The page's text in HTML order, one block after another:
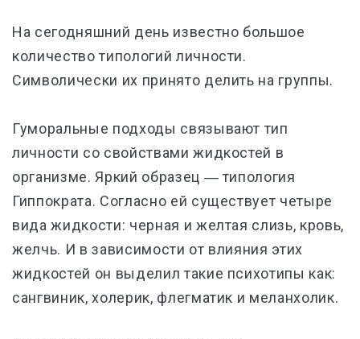
На сегодняшний день известно большое
количество типологий личности.
Символически их принято делить на группы.
Гуморальные подходы связывают тип
личности со свойствами жидкостей в
организме. Яркий образец ― типология
Гиппократа. Согласно ей существует четыре
вида жидкости: черная и желтая слизь, кровь,
желчь. И в зависимости от влияния этих
жидкостей он выделил такие психотипы как:
сангвиник, холерик, флегматик и меланхолик.